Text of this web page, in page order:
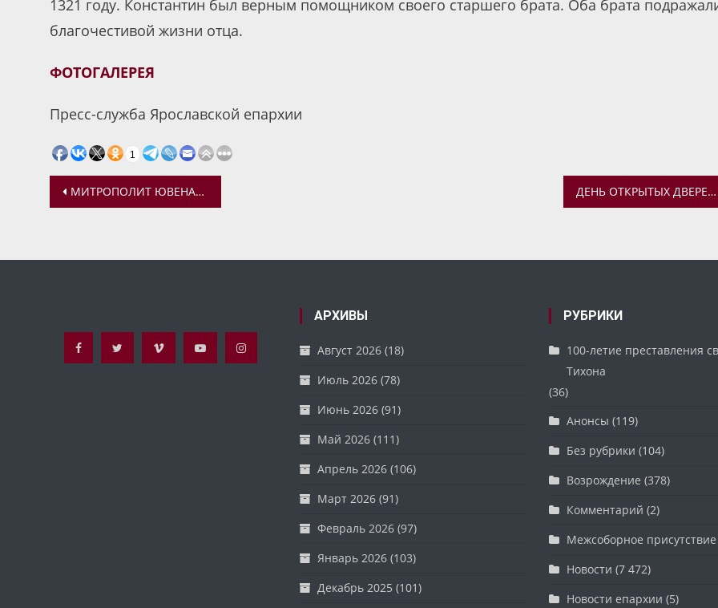
1321 году. Константин был верным помощником своего старшего брата. Оба брата
благочестивой жизни отца.
ФОТОГАЛЕРЕЯ
Пресс-служба Ярославской епархии
1
Навигация
записям
МИТРОПОЛИТ ЮВЕНАЛИЙ СОВЕРШИЛ ОТПЕВАНИЕ ДВОЮРОДНОГО БРАТА ДЕНЬ ОТКРЫТЫХ ДВЕРЕЙ В ЯРОСЛАВСКОЙ ДУХОВНОЙ СЕМИНАРИИ ПЕРЕНОСИТСЯ
АРХИВЫ
Август 2026(18)
Июль 2026(78)
Июнь 2026(91)
Май 2026(111)
Апрель 2026(106)
Март 2026(91)
Февраль 2026(97)
Январь 2026(103)
Декабрь 2025 (101)
РУБРИКИ
100-летие преставления
Тихона
(36)
Анонсы (119)
Без рубрики (104)
Возрождение (378)
Комментарий (2)
Межсоборное присутствие
Новости (7 472)
Новости епархии (5)